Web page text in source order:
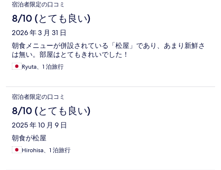
宿泊者限定の口コミ
8/10 (とても良い)
2026 年 3 月 31 日
朝食メニューが併設されている「松屋」であり、あまり新鮮さ
は無い。部屋はとてもきれいでした！
Ryuta、1 泊旅行
宿泊者限定の口コミ
8/10 (とても良い)
2025 年 10 月 9 日
朝食が松屋
Hirohisa、1 泊旅行